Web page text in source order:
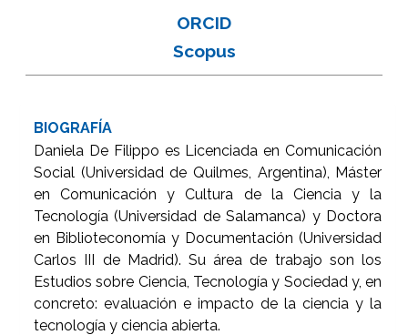
ORCID
Scopus
BIOGRAFÍA
Daniela De Filippo es Licenciada en Comunicación
Social (Universidad de Quilmes, Argentina), Máster
en Comunicación y Cultura de la Ciencia y la
Tecnología (Universidad de Salamanca) y Doctora
en Biblioteconomía y Documentación (Universidad
Carlos III de Madrid). Su área de trabajo son los
Estudios sobre Ciencia, Tecnología y Sociedad y, en
concreto: evaluación e impacto de la ciencia y la
tecnología y ciencia abierta.